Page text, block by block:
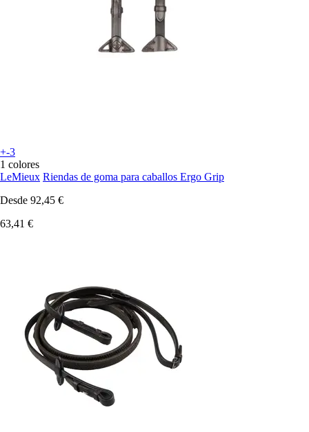
+-3
1 colores
LeMieux Riendas de goma para caballos Ergo Grip
Desde 92,45 €
63,41 €